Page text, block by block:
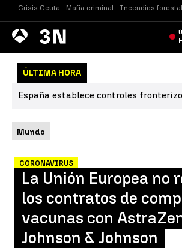
Crisis Ceuta Mafia criminal Incendios
Antena
3 Noticias
ÚLTIMA HORA
España establece controles
Mundo
CORONAVIRUS
La Unión Europea no
los contratos de
vacunas con
Johnson & Johnson